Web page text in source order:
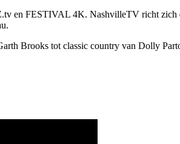
en FESTIVAL 4K. NashvilleTV richt zich
Brooks tot classic country van Dolly